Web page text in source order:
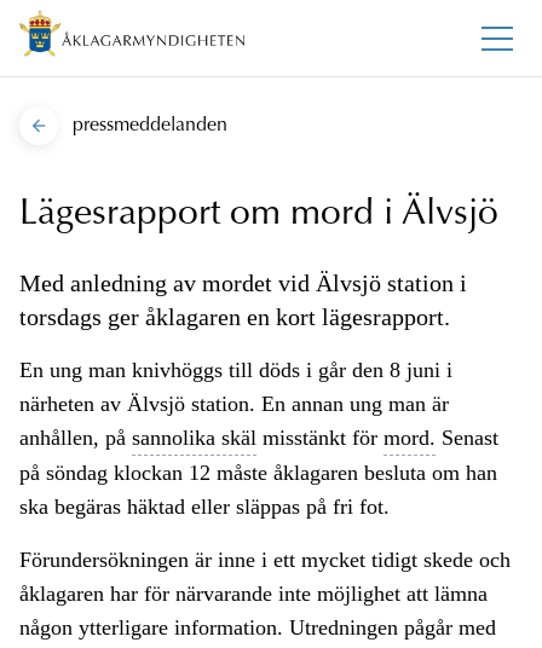
pressmeddelanden
Lägesrapport om mord i Älvsjö
Med anledning av mordet vid Älvsjö station i
torsdags ger åklagaren en kort lägesrapport.
En ung man knivhöggs till döds i går den 8 juni i
närheten av Älvsjö station. En annan ung man är
anhållen, på sannolika skäl misstänkt för mord. Senast
på söndag klockan 12 måste åklagaren besluta om han
ska begäras häktad eller släppas på fri fot.
Förundersökningen är inne i ett mycket tidigt skede och
åklagaren har för närvarande inte möjlighet att lämna
någon ytterligare information. Utredningen pågår med